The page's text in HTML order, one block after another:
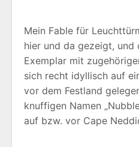
Mein Fable für
hier und da gezeigt, und
Exemplar mit
sich recht idyllisch auf
vor dem Festland
knuffigen Namen
auf bzw. vor Cape